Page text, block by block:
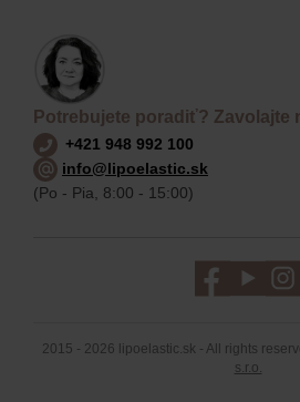
Potrebujete poradiť? Zavolajte
+421 948 992 100
info@lipoelastic.sk
(Po - Pia, 8:00 - 15:00)
2015 - 2026 lipoelastic.sk - All rights
s.r.o.